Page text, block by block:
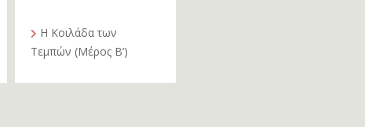
Η Κοιλάδα των
Τεμπών (Μέρος Β’)